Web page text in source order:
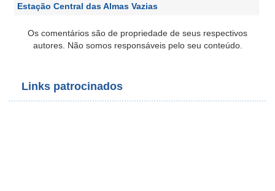
Estação Central das Almas Vazias
Os comentários são de propriedade de seus respectivos
autores. Não somos responsáveis pelo seu conteúdo.
Links patrocinados